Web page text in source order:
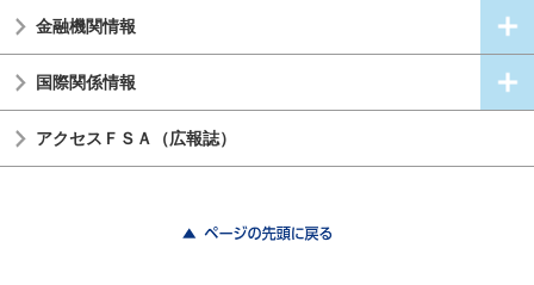
金融機関情報
国際関係情報
アクセスＦＳＡ（広報誌）